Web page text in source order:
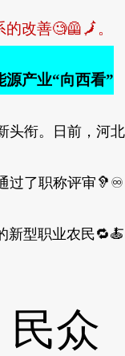
改善🧐🦺🗾。
源产业“向西看”
衔。日前，河北
过了职称评审🦻♾
新型职业农民🔁🍝
众